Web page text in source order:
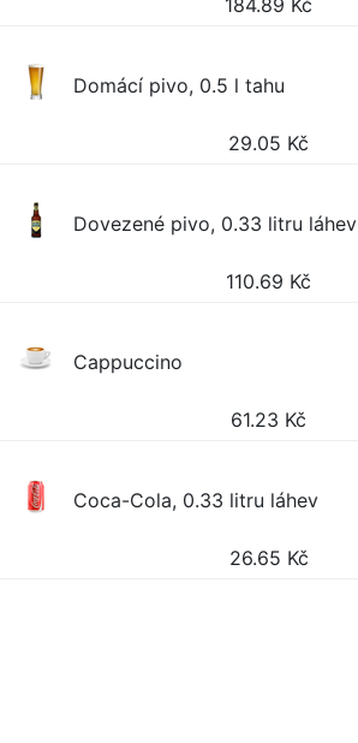
184.89 Kč
Domácí pivo, 0.5 l tahu
29.05 Kč
Dovezené pivo, 0.33 litru láhev
110.69 Kč
Cappuccino
61.23 Kč
Coca-Cola, 0.33 litru láhev
26.65 Kč